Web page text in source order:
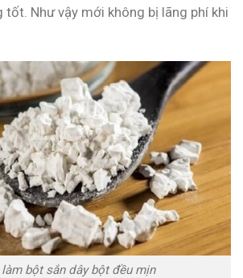
tốt. Như vậy mới không bị lãng phí khi
làm bột sắn dây bột đều mịn